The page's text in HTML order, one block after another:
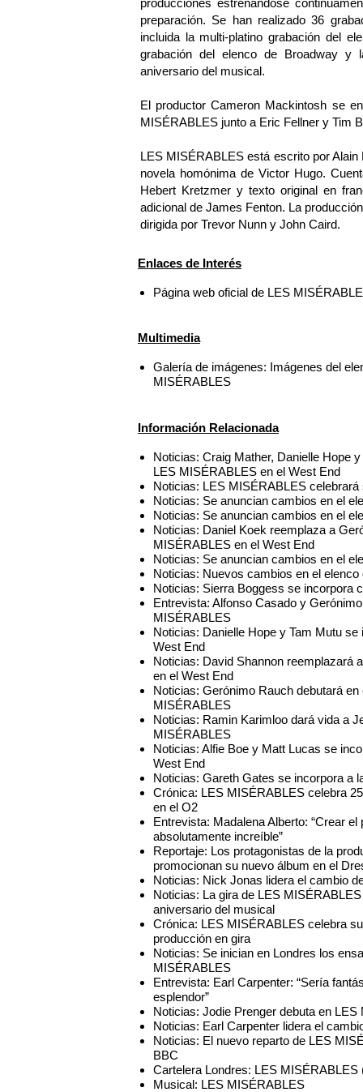
producciones estrenándose
preparación. Se han realizado 36
incluida la multi-platino grabación del
grabación del elenco de Broadway y
aniversario del musical.
El productor Cameron Mackintosh se
MISÉRABLES junto a Eric Fellner y Tim
LES MISÉRABLES está escrito por
novela homónima de Victor Hugo.
Hebert Kretzmer y texto original en
adicional de James Fenton. La
dirigida por Trevor Nunn y John Caird.
Enlaces de Interés
Página web oficial de LES
Multimedia
Galería de imágenes: Imágenes del
MISÉRABLES
Información Relacionada
Noticias: Craig Mather, Danielle Hope
LES MISÉRABLES en el West End
Noticias: LES MISÉRABLES
Noticias: Se anuncian cambios en el
Noticias: Se anuncian cambios en el
Noticias: Daniel Koek reemplaza a
MISÉRABLES en el West End
Noticias: Se anuncian cambios en el
Noticias: Nuevos cambios en el
Noticias: Sierra Boggess se incorpora
Entrevista: Alfonso Casado y
MISÉRABLES
Noticias: Danielle Hope y Tam Mutu
West End
Noticias: David Shannon reemplazará
en el West End
Noticias: Gerónimo Rauch debutará
MISÉRABLES
Noticias: Ramin Karimloo dará vida a
MISÉRABLES
Noticias: Alfie Boe y Matt Lucas se
West End
Noticias: Gareth Gates se incorpora a
Crónica: LES MISÉRABLES celebra
en el O2
Entrevista: Madalena Alberto: “Crear
absolutamente increíble”
Reportaje: Los protagonistas de la
promocionan su nuevo álbum en el
Noticias: Nick Jonas lidera el cambio
Noticias: La gira de LES
aniversario del musical
Crónica: LES MISÉRABLES celebra
producción en gira
Noticias: Se inician en Londres los
MISÉRABLES
Entrevista: Earl Carpenter: “Sería
esplendor”
Noticias: Jodie Prenger debuta en
Noticias: Earl Carpenter lidera el
Noticias: El nuevo reparto de LES
BBC
Cartelera Londres: LES MISÉRABLES
Musical: LES MISÉRABLES